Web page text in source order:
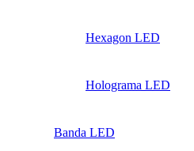
Hexagon LED
Holograma LED
Banda LED